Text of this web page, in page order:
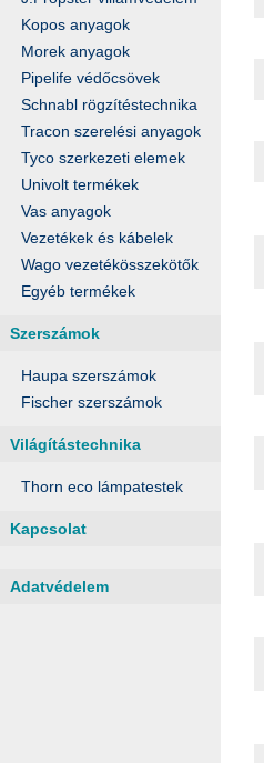
Kopos anyagok
Morek anyagok
Pipelife védőcsövek
Schnabl rögzítéstechnika
Tracon szerelési anyagok
Tyco szerkezeti elemek
Univolt termékek
Vas anyagok
Vezetékek és kábelek
Wago vezetékösszekötők
Egyéb termékek
Szerszámok
Haupa szerszámok
Fischer szerszámok
Világítástechnika
Thorn eco lámpatestek
Kapcsolat
Adatvédelem